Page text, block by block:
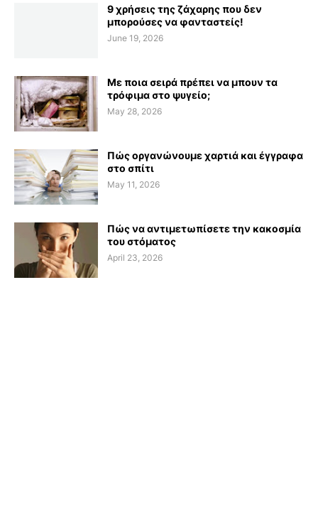
9 χρήσεις της ζάχαρης που δεν
μπορούσες να φανταστείς!
June 19, 2026
Με ποια σειρά πρέπει να μπουν τα
τρόφιμα στο ψυγείο;
May 28, 2026
Πώς οργανώνουμε χαρτιά και έγγραφα
στο σπίτι
May 11, 2026
Πώς να αντιμετωπίσετε την κακοσμία
του στόματος
April 23, 2026